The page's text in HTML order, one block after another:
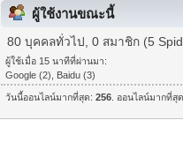
ผู้ใช้งานขณะนี้
80 บุคคลทั่วไป, 0 สมาชิก (5
ผู้ใช้เมื่อ 15 นาทีที่ผ่านมา:
Google (2), Baidu (3)
วันนี้ออนไลน์มากที่สุด:256 . ออนไลน์มากที่